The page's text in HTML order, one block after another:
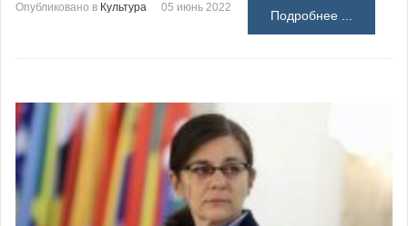
Опубликовано в Культура 05 июнь 2022
Подробнее ...